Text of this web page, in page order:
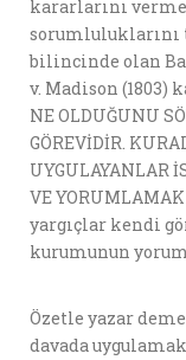
kararlarını
sorumluluklarını
bilincinde olan
v. Madison (1803)
NE OLDUĞUNU
GÖREVİDİR.
UYGULAYANLAR
VE
yargıçlar kendi
kurumunun
Özetle yazar
davada